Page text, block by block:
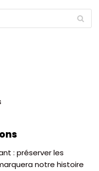
: préserver les
notre histoire